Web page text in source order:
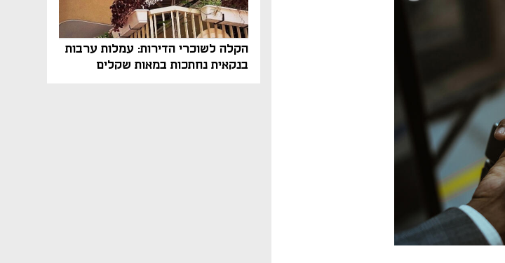
הקלה לשוכרי הדירות: עמלות ערבות
בנקאית נחתכות במאות שקלים